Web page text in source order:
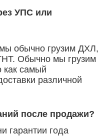
УПС или
обычно грузим ДХЛ,
Обычно мы грузим
как самый
различной
после продажи?
гарантии года